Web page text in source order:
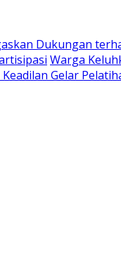
Dukungan
Warga
Gelar